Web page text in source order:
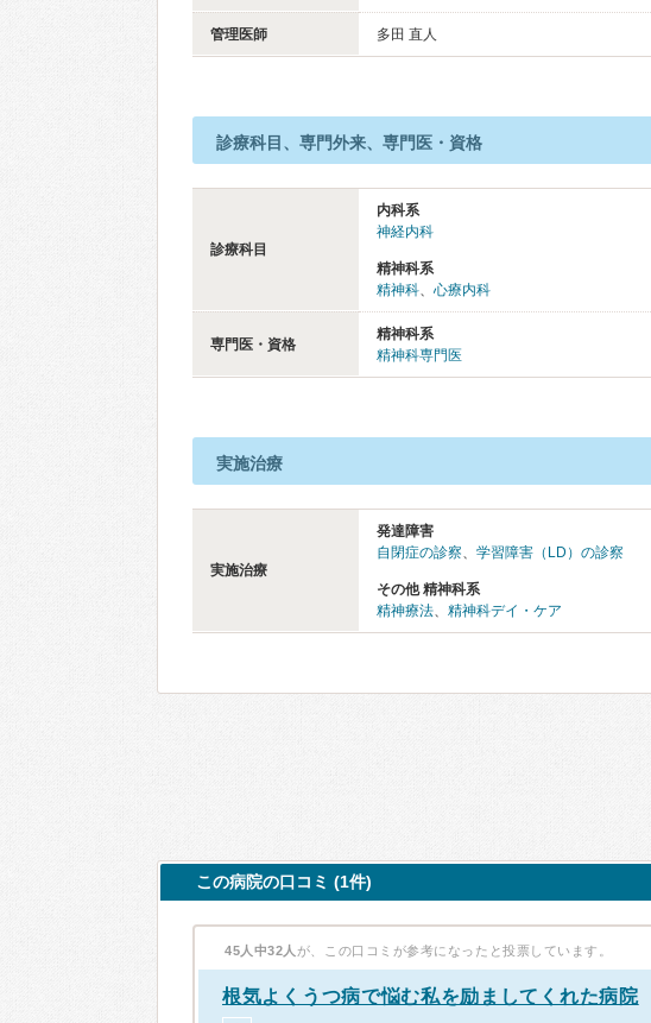
管理医師 多田 直人
診療科目、専門外来、専門医・資格
診療科目
内科系
神経内科
精神科系
精神科、 心療内科
専門医・資格
精神科系
精神科専門医
実施治療
実施治療
発達障害
自閉症の診察、 学習障害（LD）の診察
その他 精神科系
精神療法、 精神科デイ・ケア
この病院の口コミ (1件)
45人中32人 が、この口コミが参考になったと投票しています。
根気よくうつ病で悩む私を励ましてくれた病院